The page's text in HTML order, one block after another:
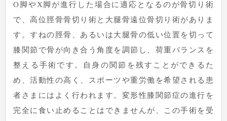
O脚やX脚が進行した場合に適応となるのが骨切り術
で、高位脛骨骨切り術と大腿骨遠位骨切り術がありま
す。すねの脛骨、あるいは大腿骨の低い位置を切って
膝関節で骨が向き合う角度を調節し、荷重バランスを
整える手術です。自身の関節を残すことができるた
め、活動性の高く、スポーツや重労働を希望される患
者さまにはよく行われます。変形性膝関節症の進行を
完全に食い止めることはできませんが、この手術を受